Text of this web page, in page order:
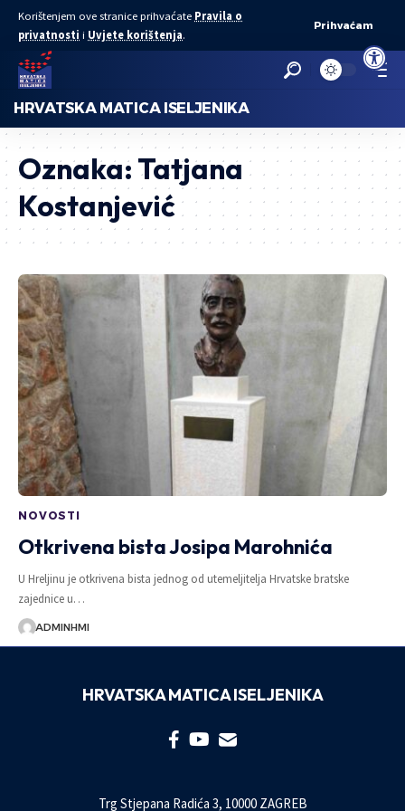
Open
Korištenjem ove stranice prihvaćate Pravila o
privatnosti i Uvjete korištenja.
Prihvaćam
HRVATSKA MATICA ISELJENIKA
Oznaka: Tatjana
Kostanjević
NOVOSTI
Otkrivena bista Josipa Marohnića
U Hreljinu je otkrivena bista jednog od utemeljitelja Hrvatske bratske
zajednice u…
ADMINHMI
HRVATSKA MATICA ISELJENIKA
Trg Stjepana Radića 3, 10000 ZAGREB